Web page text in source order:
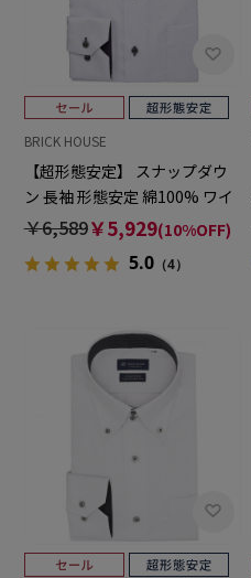
BRICK HOUSE
【超形態安定】 スナップダウ
ン 長袖 形態安定 綿100% ワイ
シャツ
￥6,589￥5,929(10%OFF)
5.0（4）